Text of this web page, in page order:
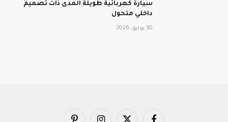
سيارة كهربائية طويلة المدى ذات تصميم
داخلي متحول
30 يوليو، 2026